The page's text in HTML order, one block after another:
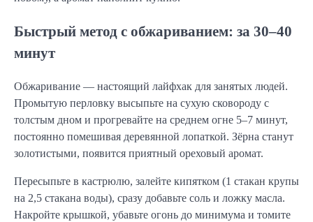
Быстрый метод с обжариванием: за 30–40
минут
Обжаривание — настоящий лайфхак для занятых людей.
Промытую перловку высыпьте на сухую сковороду с
толстым дном и прогревайте на среднем огне 5–7 минут,
постоянно помешивая деревянной лопаткой. Зёрна станут
золотистыми, появится приятный ореховый аромат.
Пересыпьте в кастрюлю, залейте кипятком (1 стакан крупы
на 2,5 стакана воды), сразу добавьте соль и ложку масла.
Накройте крышкой, убавьте огонь до минимума и томите